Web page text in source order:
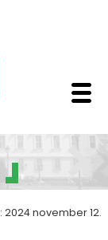
2024 november 12.